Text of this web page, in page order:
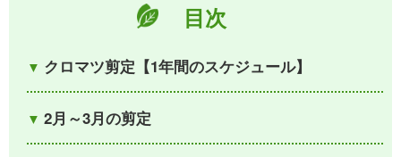
目次
クロマツ剪定【1年間のスケジュール】
2月～3月の剪定